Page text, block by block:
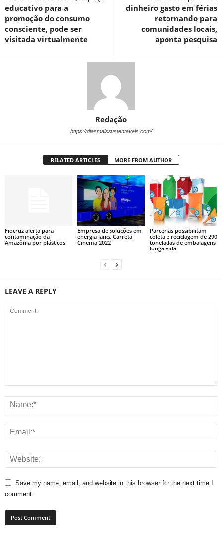
educativo para a
promoção do consumo
consciente, pode ser
visitada virtualmente
dinheiro gasto em férias
retornando para
comunidades locais,
aponta pesquisa
Redação
https://diasmaissustentaveis.com/
RELATED ARTICLES MORE FROM AUTHOR
Fiocruz alerta para
contaminação da
Amazônia por plásticos
Empresa de soluções em
energia lança Carreta
Cinema 2022
Parcerias possibilitam
coleta e reciclagem de 290
toneladas de embalagens
longa vida
LEAVE A REPLY
Save my name, email, and website in this browser for the next time I
comment.